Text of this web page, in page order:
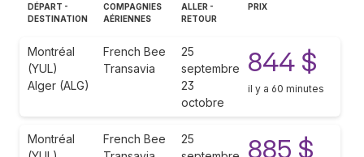
DÉPART -
DESTINATION
COMPAGNIES
AÉRIENNES
ALLER -
RETOUR
PRIX
Montréal
(YUL)
Alger (ALG)
French Bee
Transavia
25
septembre
23
octobre
844 $
il y a 60 minutes
Montréal
French Bee
25
885 $